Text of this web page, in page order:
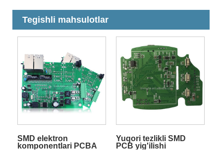
Tegishli mahsulotlar
SMD elektron
komponentlari PCBA
Yuqori tezlikli SMD
PCB yig'ilishi